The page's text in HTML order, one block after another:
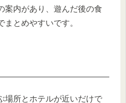
案内があり、遊んだ後の食
とめやすいです。
場所とホテルが近いだけで